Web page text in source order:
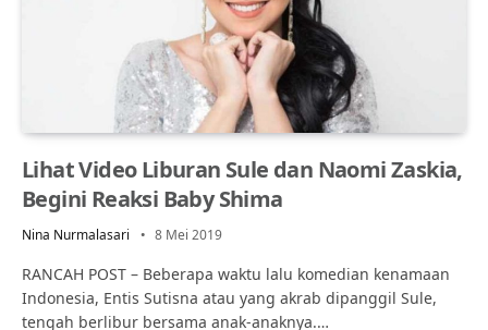
Lihat Video Liburan Sule dan Naomi Zaskia,
Begini Reaksi Baby Shima
Nina Nurmalasari 8 Mei 2019
RANCAH POST – Beberapa waktu lalu komedian kenamaan
Indonesia, Entis Sutisna atau yang akrab dipanggil Sule,
tengah berlibur bersama anak-anaknya.…